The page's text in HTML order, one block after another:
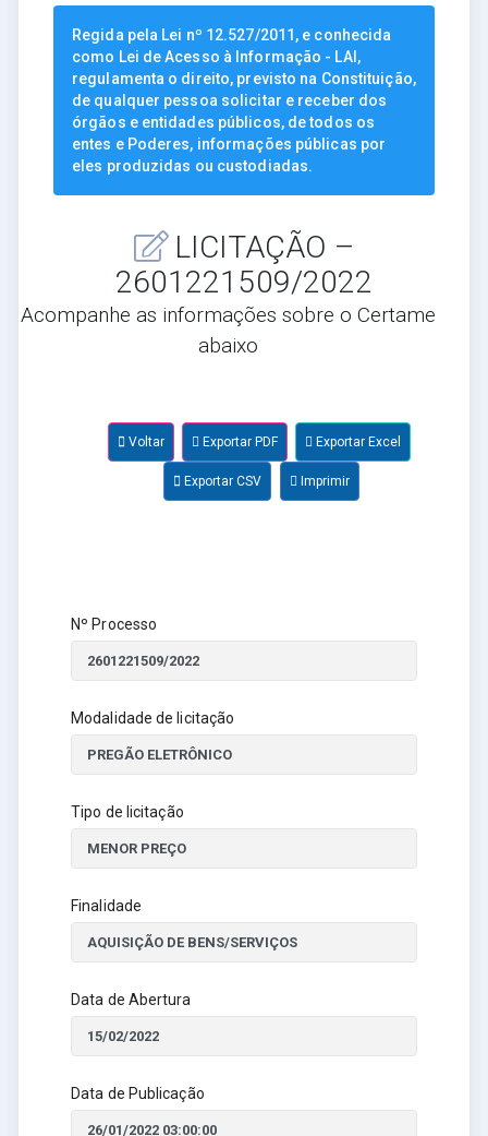
Regida pela Lei nº 12.527/2011, e conhecida
como Lei de Acesso à Informação - LAI,
regulamenta o direito, previsto na Constituição,
de qualquer pessoa solicitar e receber dos
órgãos e entidades públicos, de todos os
entes e Poderes, informações públicas por
eles produzidas ou custodiadas.
LICITAÇÃO –
2601221509/2022
Acompanhe as informações sobre o Certame
abaixo
Voltar Exportar PDF Exportar Excel
Exportar CSV Imprimir
Nº Processo
Modalidade de licitação
Tipo de licitação
Finalidade
Data de Abertura
Data de Publicação